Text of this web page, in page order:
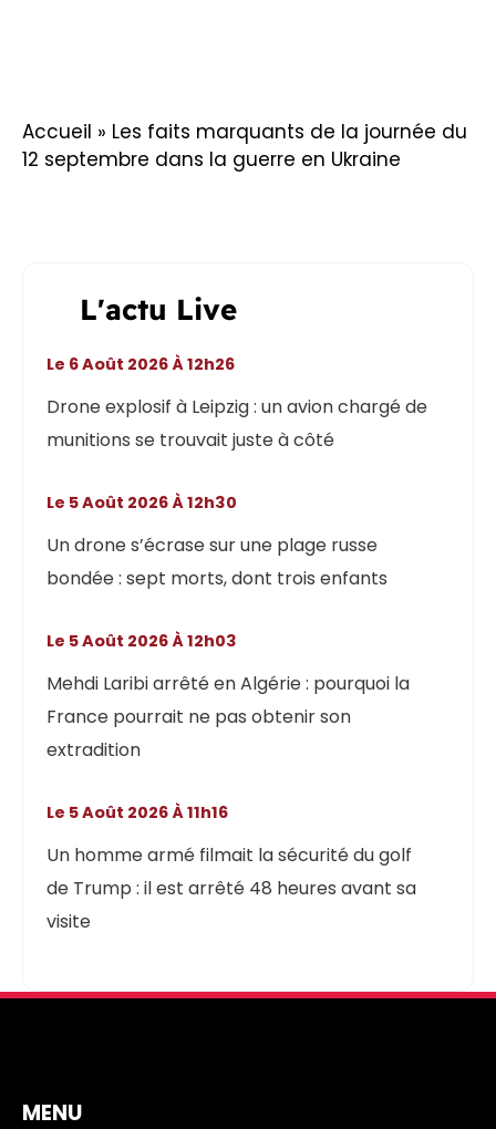
Accueil » Les faits marquants de la journée du
12 septembre dans la guerre en Ukraine
L'actu Live
Drone explosif à Leipzig : un avion chargé de
munitions se trouvait juste à côté
Le 6 Août 2026 À 12h26
Un drone s’écrase sur une plage russe
bondée : sept morts, dont trois enfants
Le 5 Août 2026 À 12h30
Mehdi Laribi arrêté en Algérie : pourquoi la
France pourrait ne pas obtenir son
extradition
Le 5 Août 2026 À 12h03
Un homme armé filmait la sécurité du golf
de Trump : il est arrêté 48 heures avant sa
visite
Le 5 Août 2026 À 11h16
MENU